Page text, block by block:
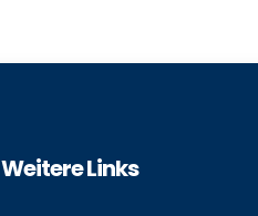
Weitere Links